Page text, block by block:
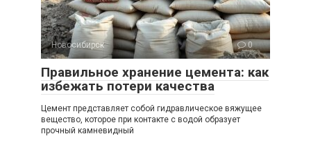
Новосибирск 0
Правильное хранение цемента: как
избежать потери качества
Цемент представляет собой гидравлическое вяжущее
вещество, которое при контакте с водой образует
прочный камневидный